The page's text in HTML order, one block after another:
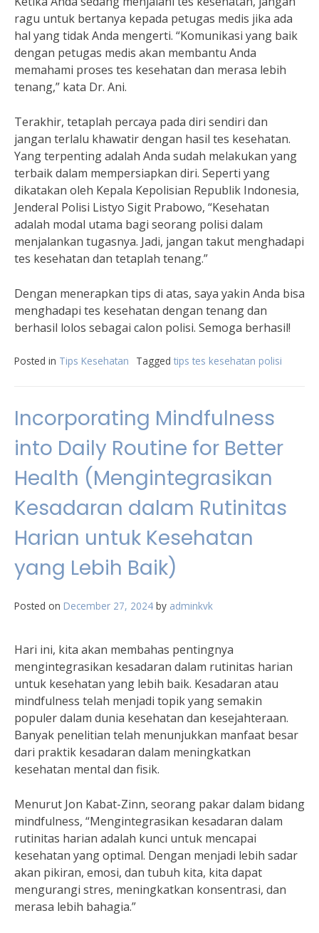
ragu untuk bertanya kepada petugas medis jika ada
hal yang tidak Anda mengerti. “Komunikasi yang baik
dengan petugas medis akan membantu Anda
memahami proses tes kesehatan dan merasa lebih
tenang,” kata Dr. Ani.
Terakhir, tetaplah percaya pada diri sendiri dan
jangan terlalu khawatir dengan hasil tes kesehatan.
Yang terpenting adalah Anda sudah melakukan yang
terbaik dalam mempersiapkan diri. Seperti yang
dikatakan oleh Kepala Kepolisian Republik Indonesia,
Jenderal Polisi Listyo Sigit Prabowo, “Kesehatan
adalah modal utama bagi seorang polisi dalam
menjalankan tugasnya. Jadi, jangan takut menghadapi
tes kesehatan dan tetaplah tenang.”
Dengan menerapkan tips di atas, saya yakin Anda bisa
menghadapi tes kesehatan dengan tenang dan
berhasil lolos sebagai calon polisi. Semoga berhasil!
Posted in Tips Kesehatan Tagged tips tes kesehatan polisi
Incorporating Mindfulness
into Daily Routine for Better
Health (Mengintegrasikan
Kesadaran dalam Rutinitas
Harian untuk Kesehatan
yang Lebih Baik)
Posted on December 27, 2024 by adminkvk
Hari ini, kita akan membahas pentingnya
mengintegrasikan kesadaran dalam rutinitas harian
untuk kesehatan yang lebih baik. Kesadaran atau
mindfulness telah menjadi topik yang semakin
populer dalam dunia kesehatan dan kesejahteraan.
Banyak penelitian telah menunjukkan manfaat besar
dari praktik kesadaran dalam meningkatkan
kesehatan mental dan fisik.
Menurut Jon Kabat-Zinn, seorang pakar dalam bidang
mindfulness, “Mengintegrasikan kesadaran dalam
rutinitas harian adalah kunci untuk mencapai
kesehatan yang optimal. Dengan menjadi lebih sadar
akan pikiran, emosi, dan tubuh kita, kita dapat
mengurangi stres, meningkatkan konsentrasi, dan
merasa lebih bahagia.”